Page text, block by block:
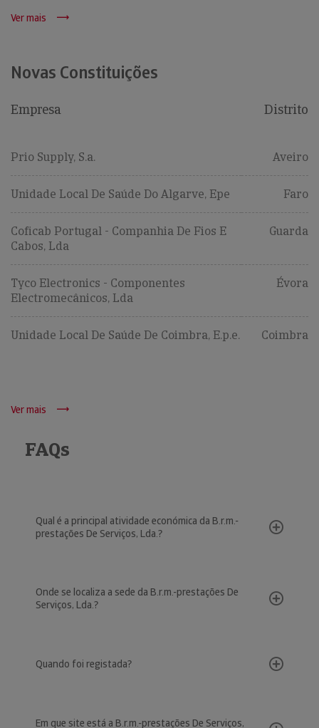
Ver mais
Novas Constituições
Empresa Distrito
Prio Supply, S.a. Aveiro
Unidade Local De Saúde Do Algarve, Epe Faro
Coficab Portugal - Companhia De Fios E
Cabos, Lda
Guarda
Tyco Electronics - Componentes
Electromecânicos, Lda
Évora
Unidade Local De Saúde De Coimbra, E.p.e. Coimbra
Ver mais
FAQs
Qual é a principal atividade económica da B.r.m.-
prestações De Serviços, Lda.?
Onde se localiza a sede da B.r.m.-prestações De
Serviços, Lda.?
Quando foi registada?
Em que site está a B.r.m.-prestações De Serviços,